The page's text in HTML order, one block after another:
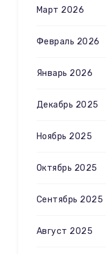
Март 2026
Февраль 2026
Январь 2026
Декабрь 2025
Ноябрь 2025
Октябрь 2025
Сентябрь 2025
Август 2025